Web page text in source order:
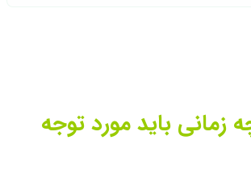
زمانی باید مورد توجه